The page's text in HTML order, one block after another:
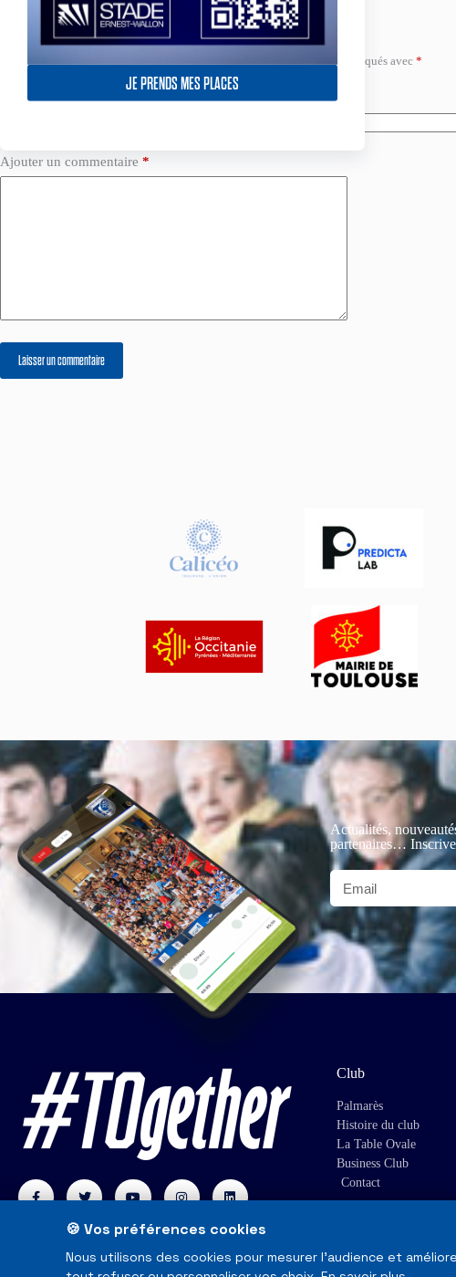
JE PRENDS MES PLACES
Laisser un commentaire
Votre adresse e-mail ne sera pas publiée. Les champs obligatoires sont indiqués avec *
Nom* E-mail*
Ajouter un commentaire *
Laisser un commentaire
Actualités,
partenaires…
Club
Palmarès
Histoire du club
La Table Ovale
Business Club
Contact
🍪 Vos préférences cookies
Nous utilisons des cookies pour mesurer l'audience et